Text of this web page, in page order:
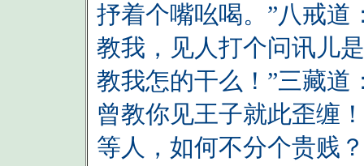
抒着个嘴吆喝。”八戒道
教我，见人打个问讯儿
教我怎的干么！”三藏道
曾教你见王子就此歪缠
等人，如何不分个贵贱